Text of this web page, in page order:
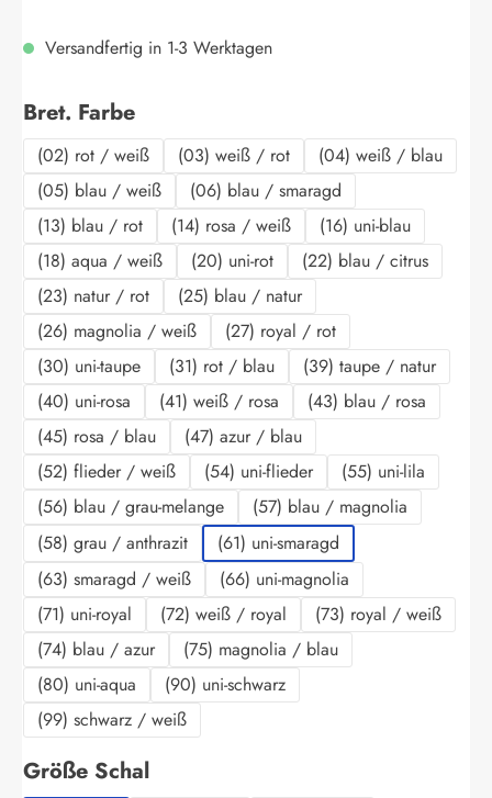
Versandfertig in 1-3 Werktagen
Bret. Farbeauswählen
(02) rot / weiß (03) weiß / rot
(04) weiß / blau
(05) blau / weiß
(06) blau / smaragd
(13) blau / rot
(14) rosa / weiß
(16) uni-blau
(18) aqua / weiß
(20) uni-rot
(22) blau / citrus
(23) natur / rot
(25) blau / natur
(26) magnolia / weiß
(27) royal / rot
(30) uni-taupe
(31) rot / blau
(39) taupe / natur
(40) uni-rosa
(41) weiß / rosa
(43) blau / rosa
(45) rosa / blau
(47) azur / blau
(52) flieder / weiß
(54) uni-flieder
(55) uni-lila
(56) blau / grau-melange
(57) blau / magnolia
(58) grau / anthrazit
(61) uni-smaragd
(63) smaragd / weiß
(66) uni-magnolia
(71) uni-royal
(72) weiß / royal
(73) royal / weiß
(74) blau / azur
(75) magnolia / blau
(80) uni-aqua
(90) uni-schwarz
(99) schwarz / weiß
Größe Schalauswählen